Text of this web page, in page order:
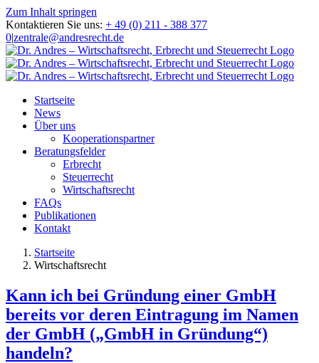
Zum Inhalt springen
Kontaktieren Sie uns: + 49 (0) 211 - 388 377
0|zentrale@andresrecht.de
Startseite
News
Über uns
Kooperationspartner
Beratungsfelder
Erbrecht
Steuerrecht
Wirtschaftsrecht
FAQs
Publikationen
Kontakt
Startseite
Wirtschaftsrecht
Kann ich bei Gründung einer GmbH
bereits vor deren Eintragung im Namen
der GmbH („GmbH in Gründung“)
handeln?